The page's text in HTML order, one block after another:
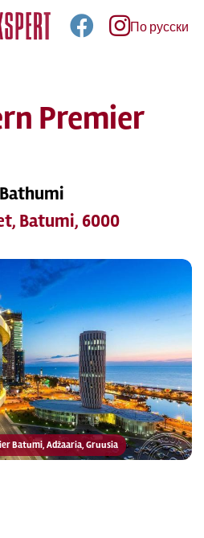
По русски
Premier
Batumi, 6000
Batumi, Adžaaria, Gruusia